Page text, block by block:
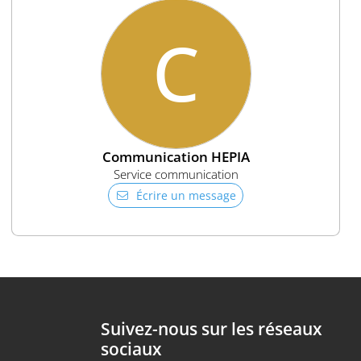
C
Communication HEPIA
Service communication
Écrire un message
Suivez-nous sur les réseaux
sociaux